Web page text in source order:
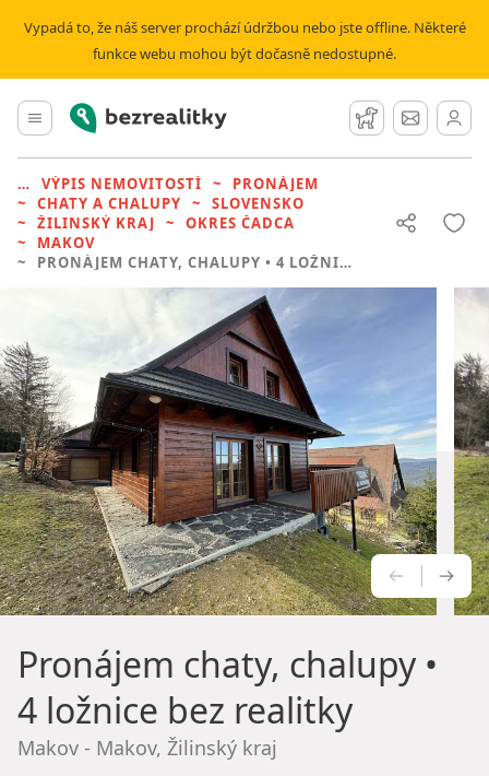
Vypadá to, že náš server prochází údržbou nebo jste offline. Některé
funkce webu mohou být dočasně nedostupné.
Hlavní menu
Bezrealitky Hlídací pes
Zprávy
VÝPIS NEMOVITOSTÍ
PRONÁJEM
CHATY A CHALUPY
SLOVENSKO
ŽILINSKÝ KRAJ
OKRES ČADCA
MAKOV
PRONÁJEM CHATY, CHALUPY • 4 LOŽNICE BEZ REALITKY
Pronájem chaty, chalupy•
4 ložnice bez realitky
Makov - Makov, Žilinský kraj